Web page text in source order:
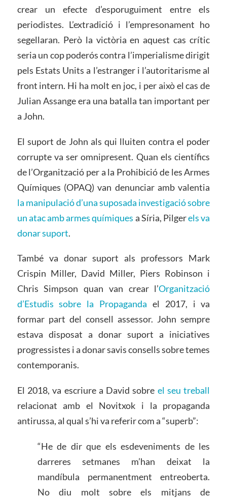
crear un efecte d’esporuguiment entre els
periodistes. L’extradició i l’empresonament ho
segellaran. Però la victòria en aquest cas crític
seria un cop poderós contra l’imperialisme dirigit
pels Estats Units a l’estranger i l’autoritarisme al
front intern. Hi ha molt en joc, i per això el cas de
Julian Assange era una batalla tan important per
a John.
El suport de John als qui lluiten contra el poder
corrupte va ser omnipresent. Quan els científics
de l’Organització per a la Prohibició de les Armes
Químiques (OPAQ) van denunciar amb valentia
la manipulació d’una suposada investigació sobre
un atac amb armes químiques a Síria, Pilgerels va
donar suport.
També va donar suport als professors Mark
Crispin Miller, David Miller, Piers Robinson i
Chris Simpson quan van crear l’Organització
d’Estudis sobre la Propaganda el 2017, i va
formar part del consell assessor. John sempre
estava disposat a donar suport a iniciatives
progressistes i a donar savis consells sobre temes
contemporanis.
El 2018, va escriure a David sobre el seu treball
relacionat amb el Novitxok i la propaganda
antirussa, al qual s’hi va referir com a “superb”:
“He de dir que els esdeveniments de les
darreres setmanes m’han deixat la
mandíbula permanentment entreoberta.
No diu molt sobre els mitjans de